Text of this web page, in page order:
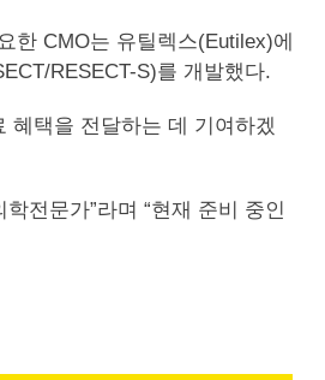
한 CMO는 유틸렉스(Eutilex)에
RESECT-S)를 개발했다.
혜택을 전달하는 데 기여하겠
전문가”라며 “현재 준비 중인